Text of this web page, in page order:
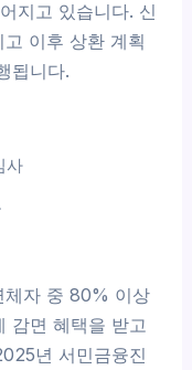
지고 있습니다. 신
이후 상환 계획
됩니다.
사
체자 중 80% 이상
감면 혜택을 받고
년 서민금융진